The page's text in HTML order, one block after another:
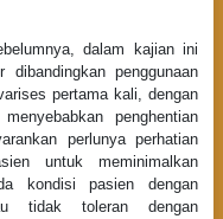
dalam kajian ini
penggunaan
pertama kali, dengan
penghentian
perlunya perhatian
untuk meminimalkan
kondisi pasien dengan
tidak toleran dengan